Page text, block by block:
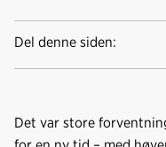
Del denne siden:
Det var store